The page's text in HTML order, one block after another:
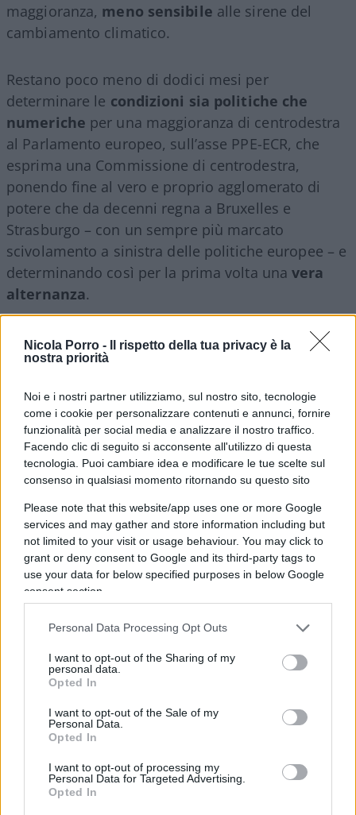
Nicola Porro -
Il rispetto della tua privacy è la
nostra priorità
Noi e i nostri partner utilizziamo, sul nostro sito, tecnologie
come i cookie per personalizzare contenuti e annunci, fornire
funzionalità per social media e analizzare il nostro traffico.
Facendo clic di seguito si acconsente all'utilizzo di questa
tecnologia. Puoi cambiare idea e modificare le tue scelte sul
consenso in qualsiasi momento ritornando su questo sito
Please note that this website/app uses one or more Google
services and may gather and store information including but
not limited to your visit or usage behaviour. You may click to
grant or deny consent to Google and its third-party tags to
use your data for below specified purposes in below Google
consent section.
Personal Data Processing Opt Outs
I want to opt-out of the Sharing of my
personal data.
Opted In
I want to opt-out of the Sale of my
Personal Data.
Opted In
I want to opt-out of processing my
Personal Data for Targeted Advertising.
Opted In
maggioranza, meno sensibile alle sirene del
cambiamento climatico.
Restano poco meno di dodici mesi per
determinare le condizioni sia politiche che
numeriche per una maggioranza di centrodestra
al Parlamento europeo, sull’asse PPE-ECR, che
esprima una Commissione di centrodestra,
ponendo fine al vero e proprio agglomerato di
potere che da decenni regna a Bruxelles e
Strasburgo – con un sempre più marcato
scivolamento a sinistra delle politiche europee – e
determinando così per la prima volta unavera
alternanza.
L’incognita PPE
Condizione necessaria, ovviamente, lo
sganciamento del PPEdai Socialisti. Un
passaggio ad oggi nient’affatto scontato, anche se
il momento sembra favorevole come mai prima
d’ora, perché (1) in Germania è finita la lunga
esperienza delleGrandi Coalizioniguidate da
Angela Merkele la CDU diFriedrich Merz, oggi
all’opposizione a Berlino, è molto diversa da
quella della ex cancelliera ed è incalzata da destra
dal partito AfD; (2) in Spagna, Grecia e anche in
il vento in poppa.
Il pareggio nella votazione di martedì in
Commissione Ambiente sulla legge per il
“ripristino della natura”
è stato determinato dalla
saldatura tra il PPE e i gruppi di destra come ECR
e Id, ma anche dalla convergenza dei liberali
olandesi. Sono iniziate, come alcuni hanno